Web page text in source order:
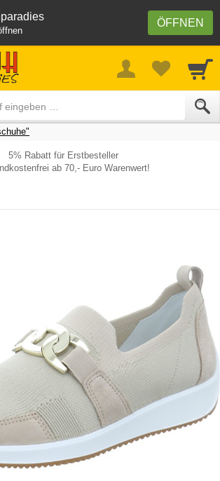
ÖFFNEN
5% Rabatt für Erstbesteller
ab 70,- Euro Warenwert!